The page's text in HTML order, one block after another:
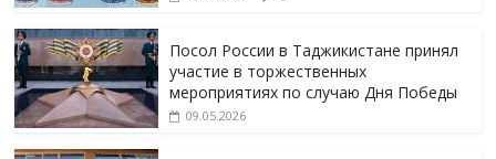
Посол России в Таджикистане принял
участие в торжественных
мероприятиях по случаю Дня Победы
09.05.2026